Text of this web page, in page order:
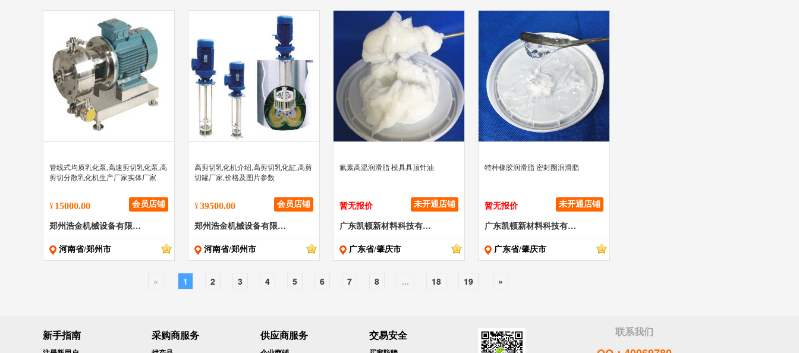
管线式均质乳化泵,高速剪切乳化泵,高
剪切分散乳化机生产厂家实体厂家
¥ 15000.00 会员店铺
郑州浩金机械设备有限公司
河南省/郑州市
高剪切乳化机介绍,高剪切乳化缸,高剪
切罐厂家,价格及图片参数
¥39500.00 会员店铺
郑州浩金机械设备有限公司
河南省/郑州市
氟素高温润滑脂 模具具顶针油
暂无报价 未开通店铺
广东凯顿新材料科技有限公司
广东省/肇庆市
特种橡胶润滑脂 密封圈润滑脂
暂无报价 未开通店铺
广东凯顿新材料科技有限公司
广东省/肇庆市
« 1 2 3 4 5 6 7 8 ... 18 19 »
新手指南 采购商服务 供应商服务 交易安全 联系我们